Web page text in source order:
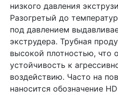
низкого давления
Разогретый до
под давлением
экструдера. Трубная
высокой плотностью, что
устойчивость к
воздействию. Часто на
наносится обозначение